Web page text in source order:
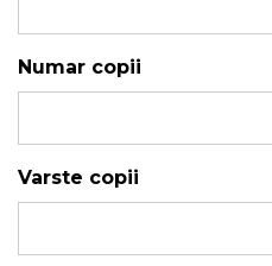
Numar copii
Varste copii